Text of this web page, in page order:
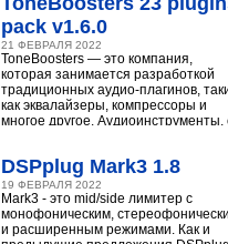
pack v1.6.0
21 ФЕВРАЛЯ 2022
ToneBoosters — это компания,
которая занимается разработкой
традиционных аудио-плагинов,
как эквалайзеры, компрессоры и
многое другое. Аудиоинструменты,
DSPplug Mark3 1.8
19 ФЕВРАЛЯ 2022
Mark3 - это mid/side лимитер с
монофоническим,
и расширенным режимами. Как и